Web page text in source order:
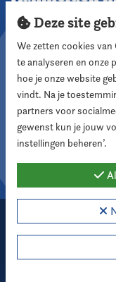
Aanmelden
Volg ons
2026
Deze site
We zetten cookies
te analyseren en onze
hoe je onze website
vindt. Na je
partners voor
gewenst kun je jouw
instellingen beheren’.